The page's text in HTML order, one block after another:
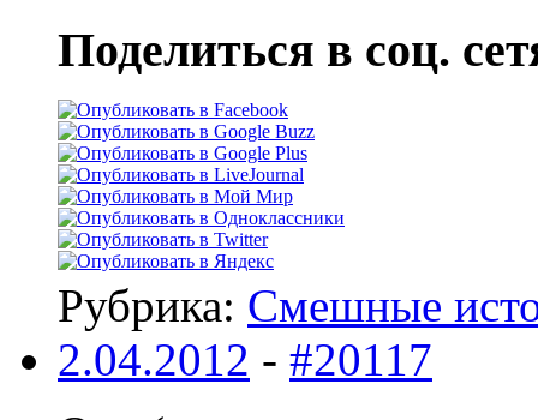
Поделиться в соц.
Рубрика: Смешные
2.04.2012 - #20117